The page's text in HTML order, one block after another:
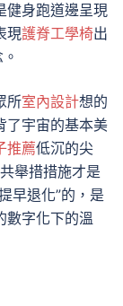
健身跑道邊呈現
現護脊工學椅出
所室內設計想的
了宇宙的基本美
推薦低沉的尖
舉措措施才是
早退化”的，是
數字化下的溫